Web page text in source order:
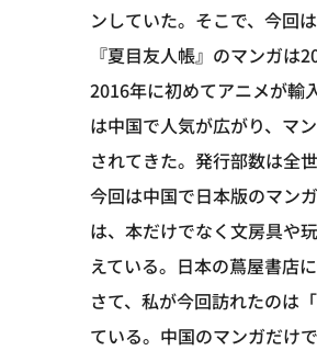
ンしていた。そこで、今回
『夏目友人帳』のマンガ
2016年に初めてアニメが輸
は中国で人気が広がり、マ
されてきた。発行部数は全
今回は中国で日本版のマン
は、本だけでなく文房具や
えている。日本の蔦屋書店
さて、私が今回訪れたのは
ている。中国のマンガだけ